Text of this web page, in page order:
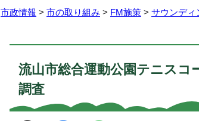
市政情報 > 市の取り組み > FM施策 > サウンディ
流山市総合運動公園テニスコ
調査